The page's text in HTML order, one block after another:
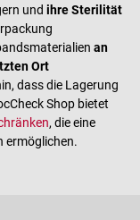
und ihre Sterilität
an
Ort
dass die Lagerung
Shop bietet
, die eine
ermöglichen.